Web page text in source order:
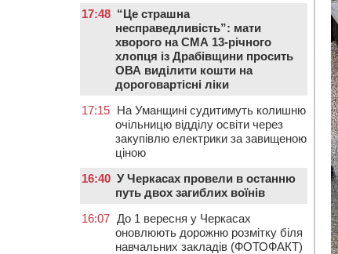
17:48 “Це страшна
несправедливість”: мати
хворого на СМА 13-річного
хлопця із Драбівщини просить
ОВА виділити кошти на
дороговартісні ліки
17:15 На Уманщині судитимуть колишню
очільницю відділу освіти через
закупівлю електрики за завищеною
ціною
16:40 У Черкасах провели в останню
путь двох загиблих воїнів
16:07 До 1 вересня у Черкасах
оновлюють дорожню розмітку біля
навчальних закладів (ФОТОФАКТ)